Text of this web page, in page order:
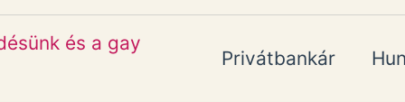
és a gay
Privátbankár